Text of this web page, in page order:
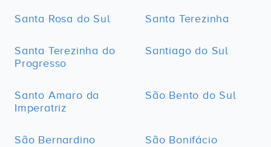
Santa Rosa do Sul Santa Terezinha
Santa Terezinha do
Progresso
Santiago do Sul
Santo Amaro da
Imperatriz
São Bento do Sul
São Bernardino São Bonifácio